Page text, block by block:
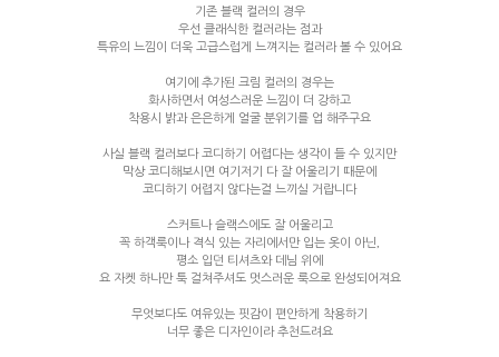
기존 블랙 컬러의 경우
우선 클래식한 컬러라는 점과
특유의 느낌이 더욱 고급스럽게 느껴지는 컬러라 볼 수 있어요
여기에 추가된 크림 컬러의 경우는
화사하면서 여성스러운 느낌이 더 강하고
착용시 밝과 은은하게 얼굴 분위기를 업 해주구요
사실 블랙 컬러보다 코디하기 어렵다는 생각이 들 수 있지만
막상 코디해보시면 여기저기 다 잘 어울리기 때문에
코디하기 어렵지 않다는걸 느끼실 거랍니다
스커트나 슬랙스에도 잘 어울리고
꼭 하객룩이나 격식 있는 자리에서만 입는 옷이 아닌,
평소 입던 티셔츠와 데님 위에
요 자켓 하나만 툭 걸쳐주셔도 멋스러운 룩으로 완성되어져요
무엇보다도 여유있는 핏감이 편안하게 착용하기
너무 좋은 디자인이라 추천드려요